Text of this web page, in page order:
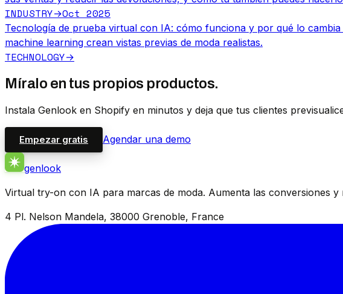
INDUSTRY→Oct 2025
Tecnología de prueba virtual con IA: cómo funciona y por qué lo cambia
machine learning crean vistas previas de moda realistas.
TECHNOLOGY→
Míralo en tus propios productos.
Instala Genlook en Shopify en minutos y deja que tus clientes
Empezar gratis Agendar una demo
genlook
Virtual try-on con IA para marcas de moda. Aumenta las conversiones y
4 Pl. Nelson Mandela, 38000 Grenoble, France